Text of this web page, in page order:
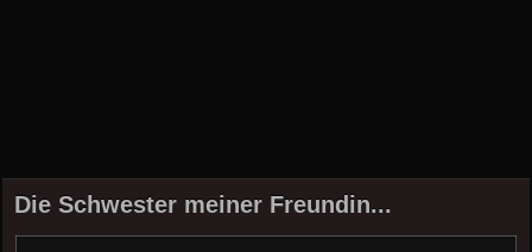
Die Schwester meiner Freundin...